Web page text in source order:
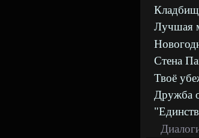
Лучшая
Стена
Твоё
Дружба